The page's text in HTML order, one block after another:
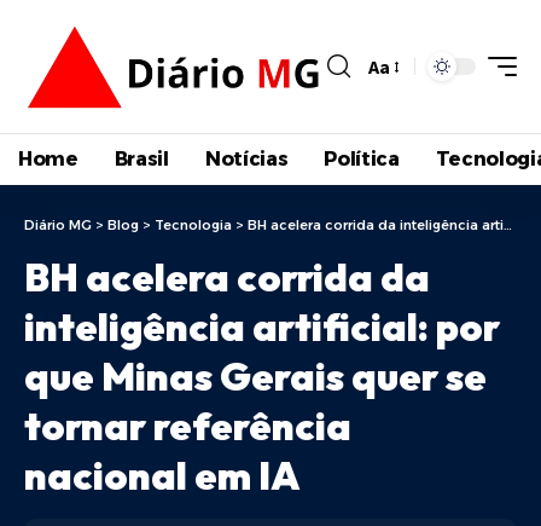
Aa
Home Brasil Notícias Política
Diário MG > Blog > Tecnologia > BH acelera corrida da inteligência artificial: por que Minas Gerais quer se tornar referência nacional em IA
BH acelera corrida da
inteligência artificial: por
que Minas Gerais quer se
tornar referência
nacional em IA